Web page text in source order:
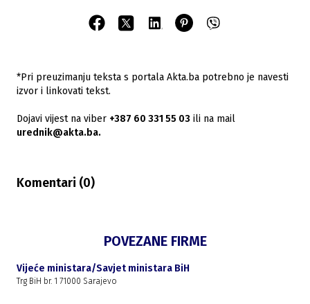
*Pri preuzimanju teksta s portala Akta.ba potrebno je navesti
izvor i linkovati tekst.
Dojavi vijest na viber +387 60 331 55 03 ili na mail
urednik@akta.ba.
Komentari (0)
POVEZANE FIRME
Vijeće ministara/Savjet ministara BiH
Trg BiH br. 1 71000 Sarajevo